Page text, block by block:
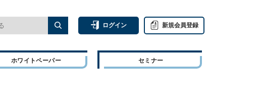
ログイン 新規会員登録
ホワイトペーパー セミナー